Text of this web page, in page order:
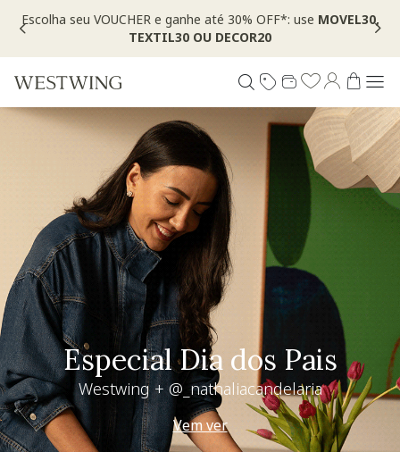
Escolha seu VOUCHER e ganhe até 30% OFF*: use MOVEL30,
TEXTIL30 OU DECOR20
Living desejo
+30% OFF extra
Use seu voucher